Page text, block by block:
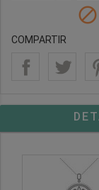

COMPARTIR